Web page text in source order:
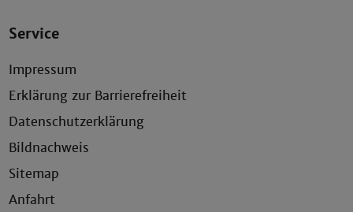
Service
Impressum
Erklärung zur Barrierefreiheit
Datenschutzerklärung
Bildnachweis
Sitemap
Anfahrt